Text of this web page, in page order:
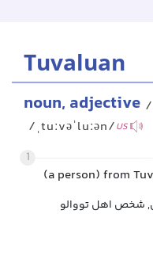
Tuvaluan
noun, adjective /
/ˌtuːvəˈluːən/US
1
(a person) from
شخص اهل تووالو